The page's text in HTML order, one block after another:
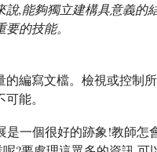
說,能夠獨立建構具意義的
的技能。
的編寫文檔。檢視或控制
能。
是一個很好的跡象!教師怎